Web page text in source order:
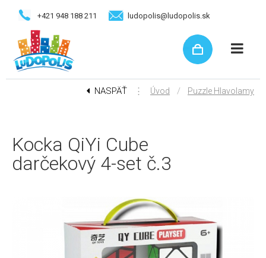
+421 948 188 211 ludopolis@ludopolis.sk
NASPÄŤ ⋮ Úvod / Puzzle Hlavolamy
Kocka QiYi Cube
darčekový 4-set č.3